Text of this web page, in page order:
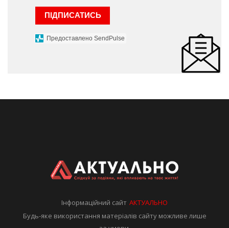
ПІДПИСАТИСЬ
Предоставлено SendPulse
Інформаційний сайтАКТУАЛЬНО
Будь-яке використання матеріалів сайту можливе лише